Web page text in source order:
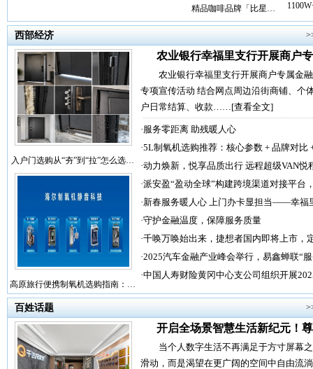
精品咖啡品牌「比星…
西部经济
入户门选购从“夯”到“拉”怎么选…
高原旅行便携制氧机选购指南：…
农业银行幸福里支行开展商户
农业银行幸福里支行开展商户专属金
专项宣传活动 结合网点周边沿街商铺、个
户日常结算、收款……[查看全文]
·服务零距离 助残暖人心
·5L制氧机选购推荐：核心参数 + 品牌对比
·动力焕新，悦享品质出行 远程超级VAN
·派安盈“盈动全球”构建跨境渠道对接平台
·新春服务暖人心 上门办卡显担当——幸
·守护金融温度，保障服务质量
·千唤万唤始出来，捷想者国内即将上市，
·2025汽车金融产业峰会举行，易鑫蝉联“
·中国人寿财险黄冈中心支公司组织开展
百姓话题
开启全场景智慧生活新纪元！
当个人数字生活不再满足于方寸屏幕
滑动，而是渴望在更广阔的空间中自由流